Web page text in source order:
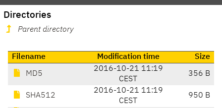
Directories
Parent directory
Filename Modification time Size
MD5
2016-10-21 11:19
CEST
356 B
SHA512
2016-10-21 11:19
CEST
950 B